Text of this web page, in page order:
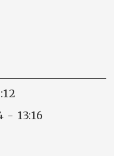
- 13:16